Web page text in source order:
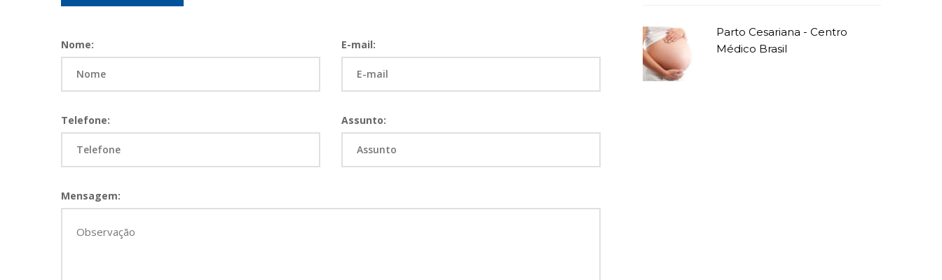
Nome: E-mail:
Telefone: Assunto:
Mensagem:
Parto Cesariana - Centro
Médico Brasil